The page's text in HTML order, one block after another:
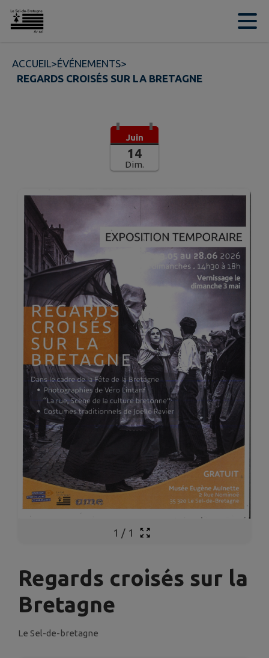
Contenu
ACCUEIL>ÉVÉNEMENTS>
REGARDS CROISÉS SUR LA BRETAGNE
Juin
14
Dim.
1 / 1
Regards croisés sur la
Bretagne
Le Sel-de-bretagne